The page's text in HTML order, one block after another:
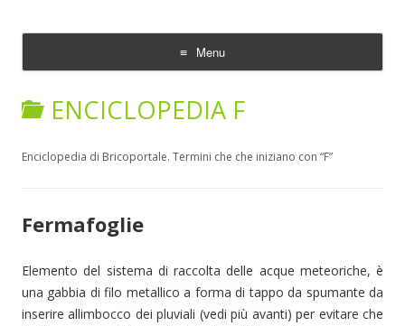
Menu
Skip
contentENCICLOPEDIA F
Enciclopedia di Bricoportale. Termini che che iniziano con “F”
Fermafoglie
Elemento del sistema di raccolta delle acque meteoriche, è
una gabbia di filo metallico a forma di tappo da spumante da
inserire allimbocco dei pluviali (vedi più avanti) per evitare che